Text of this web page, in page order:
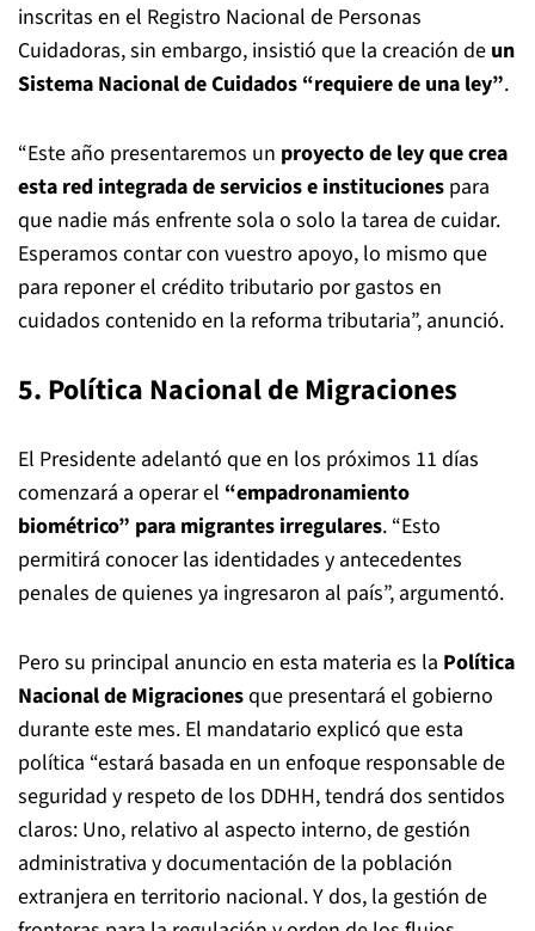
inscritas en el Registro Nacional de Personas
Cuidadoras, sin embargo, insistió que la creación de un
Sistema Nacional de Cuidados “requiere de una ley”.
“Este año presentaremos un proyecto de ley que crea
esta red integrada de servicios e instituciones para
que nadie más enfrente sola o solo la tarea de cuidar.
Esperamos contar con vuestro apoyo, lo mismo que
para reponer el crédito tributario por gastos en
cuidados contenido en la reforma tributaria”, anunció.
5. Política Nacional de Migraciones
El Presidente adelantó que en los próximos 11 días
comenzará a operar el “empadronamiento
biométrico” para migrantes irregulares. “Esto
permitirá conocer las identidades y antecedentes
penales de quienes ya ingresaron al país”, argumentó.
Pero su principal anuncio en esta materia es la Política
Nacional de Migracionesque presentará el gobierno
durante este mes. El mandatario explicó que esta
política “estará basada en un enfoque responsable de
seguridad y respeto de los DDHH, tendrá dos sentidos
claros: Uno, relativo al aspecto interno, de gestión
administrativa y documentación de la población
extranjera en territorio nacional. Y dos, la gestión de